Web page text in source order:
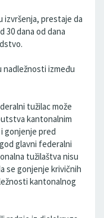
izvršenja, prestaje da
30 dana od dana
nadležnosti između
tužilac može
kantonalnim
gonjenje pred
glavni federalni
tužilaštva nisu
se gonjenje krivičnih
kantonalnog